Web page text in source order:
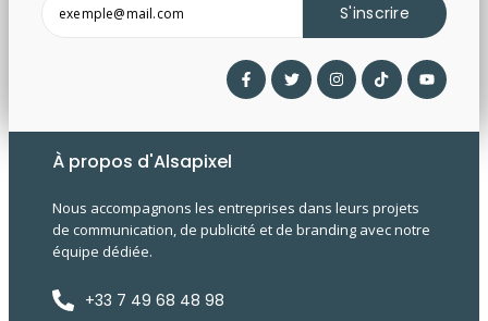
S'inscrire
À propos d'Alsapixel
Nous accompagnons les entreprises dans leurs projets
de communication, de publicité et de branding avec notre
équipe dédiée.
+33 7 49 68 48 98